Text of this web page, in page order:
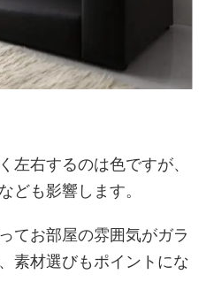
左右するのは色ですが、
ども影響します。
てお部屋の雰囲気がガラ
素材選びもポイントにな